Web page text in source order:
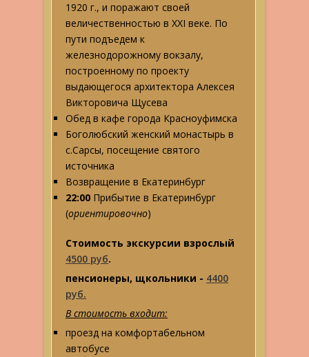
1920 г., и поражают своей
величественностью в XXI веке. По
пути подъедем к
железнодорожному вокзалу,
построенному по проекту
выдающегося архитектора Алексея
Викторовича Щусева
Обед в кафе города Красноуфимска
Боголюбский женский монастырь в
с.Сарсы, посещение святого
источника
Возвращение в Екатеринбург
22:00 Прибытие в Екатеринбург
(ориентировочно)
Стоимость экскурсии взрослый
4500 руб.
пенсионеры, щкольники - 4400
руб.
В стоимость входит:
проезд на комфортабельном
автобусе